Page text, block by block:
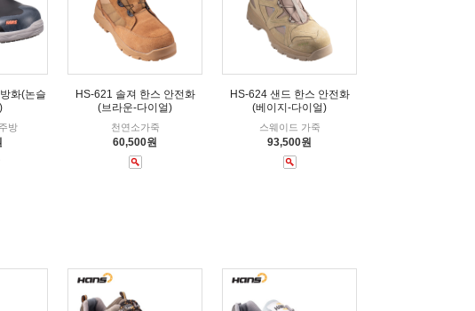
화(논슬
방
HS-621 솔져 한스 안전화
(브라운-다이얼)
천연소가죽
60,500원
HS-624 샌드 한스 안전화
(베이지-다이얼)
스웨이드 가죽
93,500원